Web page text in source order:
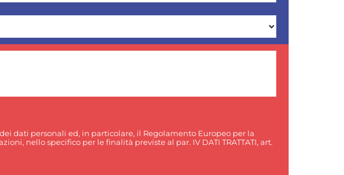
dati personali ed, in particolare, il Regolamento Europeo per la
nello specifico per le finalità previste al par. IV DATI TRATTATI, art.